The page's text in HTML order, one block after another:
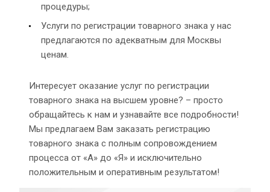
процедуры;
Услуги по регистрации товарного знака у нас
предлагаются по адекватным для Москвы
ценам.
Интересует оказание услуг по регистрации
товарного знака на высшем уровне? – просто
обращайтесь к нам и узнавайте все подробности!
Мы предлагаем Вам заказать регистрацию
товарного знака с полным сопровождением
процесса от «А» до «Я» и исключительно
положительным и оперативным результатом!